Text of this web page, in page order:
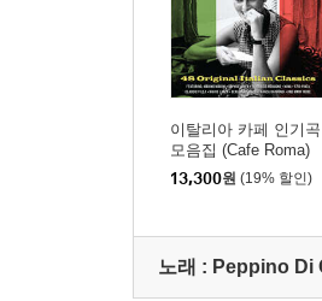
이탈리아 카페 인기곡
모음집 (Cafe Roma)
13,300원 (19% 할인)
노래 : Peppino Di